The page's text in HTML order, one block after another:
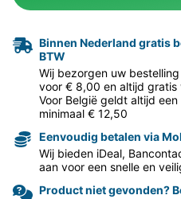
Binnen Nederland gratis
BTW
Wij bezorgen uw
voor € 8,00 en altijd gratis
Voor België geldt altijd
minimaal € 12,50
Eenvoudig betalen via
Wij bieden iDeal,
aan voor een snelle en
Product niet gevonden?